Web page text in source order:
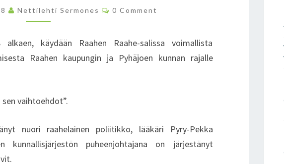
D
T
S
I
K
Nettilehti Sermones
C
O
S
0 Comment
käydään Raahen Raahe-salissa voimallista
Raahen kaupungin ja Pyhäjoen kunnan rajalle
vaihtoehdot”.
nuori raahelainen poliitikko, lääkäri Pyry-Pekka
kunnallisjärjestön puheenjohtajana on järjestänyt